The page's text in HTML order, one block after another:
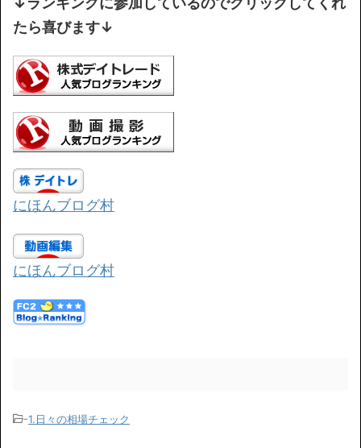
たら喜びます↓
にほんブログ村
にほんブログ村
-1.日々の相場チェック